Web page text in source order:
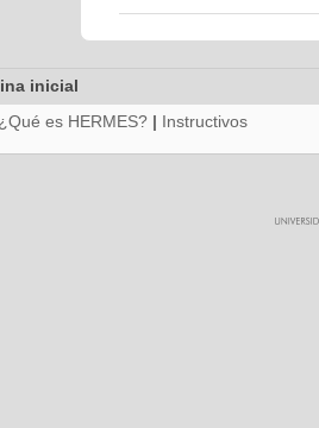
inicial
¿Qué es HERMES? | Instructivos